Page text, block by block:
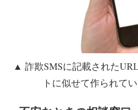
▲ 詐欺SMSに記載された
トに似せて作られて